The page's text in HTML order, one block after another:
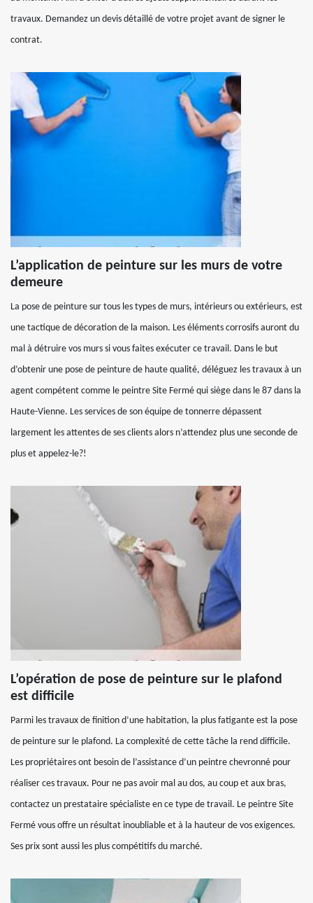
travaux. Demandez un devis détaillé de votre projet avant de signer le
contrat.
L’application de peinture sur les murs de votre
demeure
La pose de peinture sur tous les types de murs, intérieurs ou extérieurs, est
une tactique de décoration de la maison. Les éléments corrosifs auront du
mal à détruire vos murs si vous faites exécuter ce travail. Dans le but
d’obtenir une pose de peinture de haute qualité, déléguez les travaux à un
agent compétent comme le peintre Site Fermé qui siège dans le 87 dans la
Haute-Vienne. Les services de son équipe de tonnerre dépassent
largement les attentes de ses clients alors n’attendez plus une seconde de
plus et appelez-le?!
L’opération de pose de peinture sur le plafond
est difficile
Parmi les travaux de finition d’une habitation, la plus fatigante est la pose
de peinture sur le plafond. La complexité de cette tâche la rend difficile.
Les propriétaires ont besoin de l’assistance d’un peintre chevronné pour
réaliser ces travaux. Pour ne pas avoir mal au dos, au coup et aux bras,
contactez un prestataire spécialiste en ce type de travail. Le peintre Site
Fermé vous offre un résultat inoubliable et à la hauteur de vos exigences.
Ses prix sont aussi les plus compétitifs du marché.